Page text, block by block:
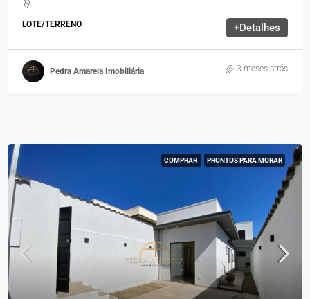
LOTE/TERRENO +Detalhes
Pedra Amarela Imobiliária 3 meses atrás
COMPRAR PRONTOS PARA MORAR